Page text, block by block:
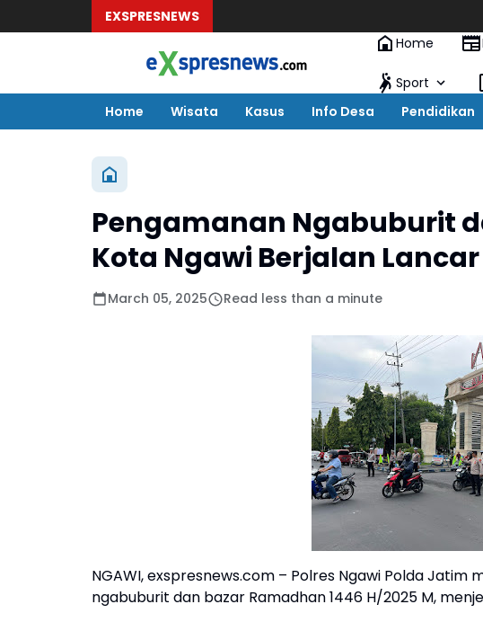
EXSPRESNEWS
Home
Sport
Home
Wisata Kasus Info Desa Pendidikan
Pengamanan Ngabuburit
Kota Ngawi Berjalan Lancar
March 05, 2025 Read less than a minute
NGAWI, exspresnews.com – Polres Ngawi Polda
ngabuburit dan bazar Ramadhan 1446 H/2025 M,